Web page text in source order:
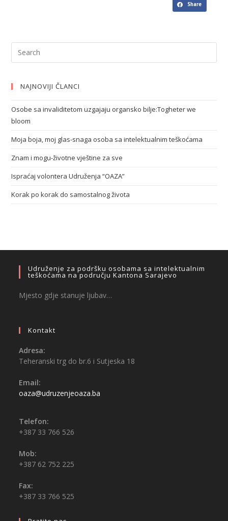
Share
NAJNOVIJI ČLANCI
Osobe sa invaliditetom uzgajaju organsko bilje:Togheter we
bloom
Moja boja, moj glas-snaga osoba sa intelektualnim teškoćama
Znam i mogu-životne vještine za sve
Ispraćaj volontera Udruženja “OAZA”
Korak po korak do samostalnog života
Udruženje za podršku osobama sa intelektualnim
teškoćama na području Kantona Sarajevo
Mjesto gdje stanuje ljubav…
Kontakt
Adresa:
Teheranski trg do br.6 i Sutjeska 18
Email:
oaza@udruzenjeoaza.ba
Telefon:
+387 33 766 526
Mob:
+387 62 752 225
Fax:
+387 33 766 525